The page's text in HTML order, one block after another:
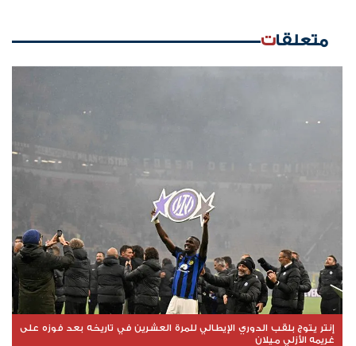
متعلقات
إنتر يتوج بلقب الدوري الإيطالي للمرة العشرين في تاريخه بعد فوزه على
غريمه الأزلي ميلان